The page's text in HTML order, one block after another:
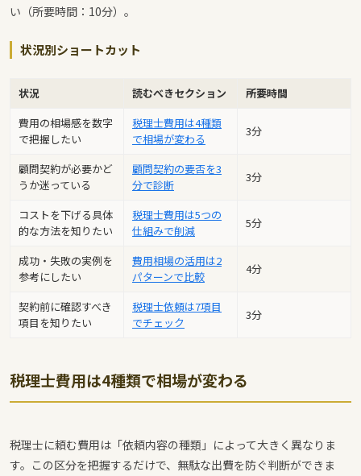
い（所要時間：10分）。
状況別ショートカット
状況 読むべきセクション
所要時間
費用の相場感を数字
で把握したい
税理士費用は4種類
で相場が変わる
3分
顧問契約が必要かど
うか迷っている
顧問契約の要否を3
分で診断
3分
コストを下げる具体
的な方法を知りたい
税理士費用は5つの
仕組みで削減
5分
成功・失敗の実例を
参考にしたい
費用相場の活用は2
パターンで比較
4分
契約前に確認すべき
項目を知りたい
税理士依頼は7項目
でチェック
3分
税理士費用は4種類で相場が変わる
税理士に頼む費用は「依頼内容の種類」によって大きく異なりま
す。この区分を把握するだけで、無駄な出費を防ぐ判断ができま